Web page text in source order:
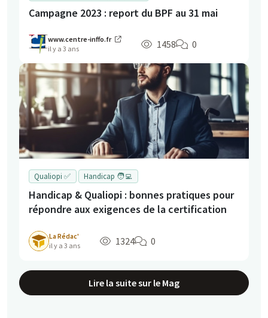
Campagne 2023 : report du BPF au 31 mai
www.centre-inffo.fr
il y a 3 ans
1458 0
Qualiopi ✅ Handicap 🧑‍💻
Handicap & Qualiopi : bonnes pratiques pour
répondre aux exigences de la certification
La Rédac'
il y a 3 ans
1324 0
Lire la suite sur le Mag